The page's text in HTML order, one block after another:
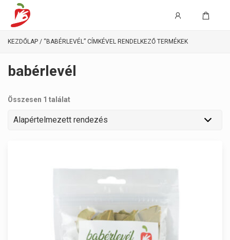
KEZDŐLAP / “BABÉRLEVÉL” CÍMKÉVEL RENDELKEZŐ TERMÉKEK
babérlevél
Összesen 1 találat